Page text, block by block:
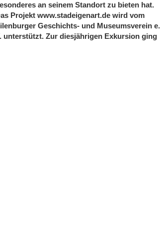
an seinem Standort zu bieten hat.
Projekt www.stadeigenart.de wird vom
Geschichts- und Museumsverein e.
unterstützt. Zur diesjährigen Exkursion ging